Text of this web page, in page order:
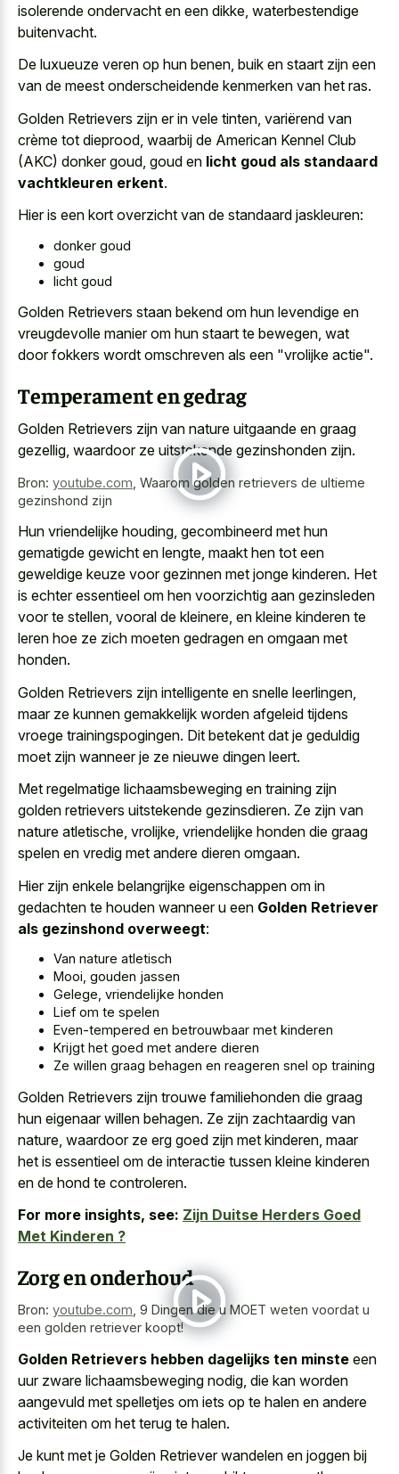
isolerende ondervacht en een dikke, waterbestendige
buitenvacht.
De luxueuze veren op hun benen, buik en staart zijn een
van de meest onderscheidende kenmerken van het ras.
Golden Retrievers zijn er in vele tinten, variërend van
crème tot dieprood, waarbij de American Kennel Club
(AKC) donker goud, goud en licht goud als standaard
vachtkleuren erkent.
Hier is een kort overzicht van de standaard jaskleuren:
donker goud
goud
licht goud
Golden Retrievers staan bekend om hun levendige en
vreugdevolle manier om hun staart te bewegen, wat
doorfokkers wordt omschreven als een "vrolijke actie".
Temperament en gedrag
Golden Retrievers zijn van nature uitgaande en graag
gezellig, waardoor ze uitstekende gezinshonden zijn.
Bron: youtube.com Waarom golden retrievers de ultieme
gezinshond zijn
Hun vriendelijke houding, gecombineerd met hun
gematigde gewicht en lengte, maakt hen tot een
geweldige keuze voor gezinnen met jonge kinderen. Het
is echter essentieel om hen voorzichtig aan gezinsleden
voor te stellen, vooral de kleinere, en kleine kinderen te
leren hoe ze zich moeten gedragen en omgaan met
honden.
Golden Retrievers zijn intelligente en snelle leerlingen,
maar ze kunnen gemakkelijk worden afgeleid tijdens
vroege trainingspogingen. Dit betekent dat je geduldig
moet zijn wanneer je ze nieuwe dingen leert.
Met regelmatige lichaamsbeweging en training zijn
golden retrievers uitstekende gezinsdieren. Ze zijn van
nature atletische, vrolijke, vriendelijke honden die graag
spelen en vredig met andere dieren omgaan.
Hier zijn enkele belangrijke eigenschappen om in
gedachten te houden wanneer u een Golden Retriever
als gezinshond overweegt:
Van nature atletisch
Mooi, gouden jassen
Gelege, vriendelijke honden
Lief om te spelen
Even-tempered en betrouwbaar met kinderen
Krijgt het goed met andere dieren
Ze willen graag behagen en reageren snel op training
Golden Retrievers zijn trouwe familiehonden die graag
hun eigenaar willen behagen. Ze zijn zachtaardig van
nature, waardoor ze erg goed zijn met kinderen, maar
het is essentieel om de interactie tussen kleine kinderen
en de hond te controleren.
For more insights, see: Zijn Duitse Herders Goed
Met Kinderen ?
Zorg en onderhoud
Bron: youtube.com 9 Dingen die u MOET weten voordat u
een golden retriever koopt!
Golden Retrievers hebben dagelijks ten minste een
uur zware lichaamsbeweging nodig, die kan worden
aangevuld met spelletjes om iets op te halen en andere
activiteiten om het terug te halen.
Je kunt met je Golden Retriever wandelen en joggen bij